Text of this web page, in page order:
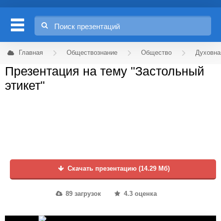
Главная Обществознание Общество
Презентация на тему "Застольный
этикет"
Скачать презентацию (14.29 Мб)
89 загрузок 4.3 оценка